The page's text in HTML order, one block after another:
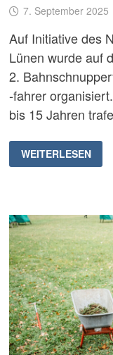
7. September 2025
Auf Initiative des
Lünen wurde auf
2.
-fahrer
bis 15 Jahren
AUF
DER
WEITERLESEN